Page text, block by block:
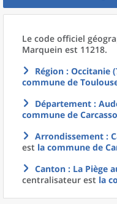
Le code officiel
Marquein est 11218.
Région : Occitanie
commune de
Département :
commune de
Arrondissement :
est la commune de
Canton : La Piège
centralisateur est la